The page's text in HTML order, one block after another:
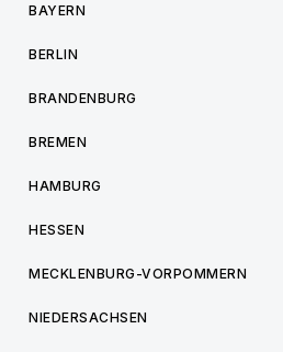
BAYERN
BERLIN
BRANDENBURG
BREMEN
HAMBURG
HESSEN
MECKLENBURG-VORPOMMERN
NIEDERSACHSEN